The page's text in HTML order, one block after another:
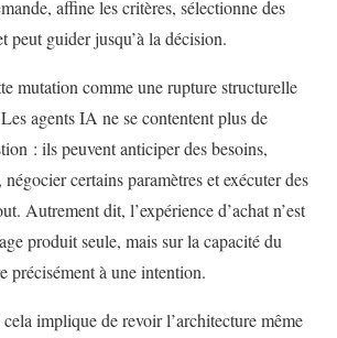
affine les critères, sélectionne des
peut guider jusqu’à la décision.
mutation comme une rupture structurelle
agents IA ne se contentent plus de
: ils peuvent anticiper des besoins,
certains paramètres et exécuter des
Autrement dit, l’expérience d’achat n’est
produit seule, mais sur la capacité du
précisément à une intention.
implique de revoir l’architecture même